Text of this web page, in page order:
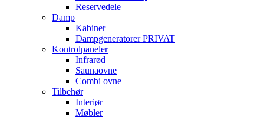
Reservedele
Damp
Kabiner
Dampgeneratorer PRIVAT
Kontrolpaneler
Infrarød
Saunaovne
Combi ovne
Tilbehør
Interiør
Møbler